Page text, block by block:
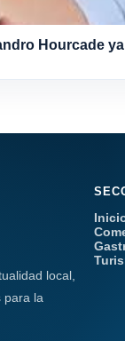
Hourcade
local,
para la